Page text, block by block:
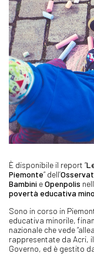
È disponibile il report “
Piemonte” dell’
Bambini eOpenpolis
povertà educativa
Sono in corso in
educativa minorile,
nazionale che vede
rappresentate da Acri,
Governo, ed è gestito